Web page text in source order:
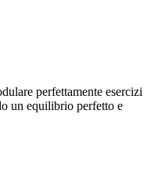
perfettamente esercizi
un equilibrio perfetto e